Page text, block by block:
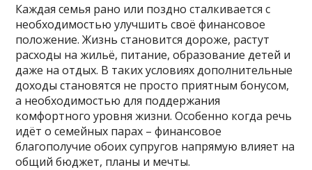
Каждая семья рано или поздно сталкивается с
необходимостью улучшить своё финансовое
положение. Жизнь становится дороже, растут
расходы на жильё, питание, образование детей и
даже на отдых. В таких условиях дополнительные
доходы становятся не просто приятным бонусом,
а необходимостью для поддержания
комфортного уровня жизни. Особенно когда речь
идёт о семейных парах – финансовое
благополучие обоих супругов напрямую влияет на
общий бюджет, планы и мечты.